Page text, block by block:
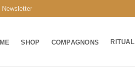
Newsletter
SHOP COMPAGNONS RITUAL